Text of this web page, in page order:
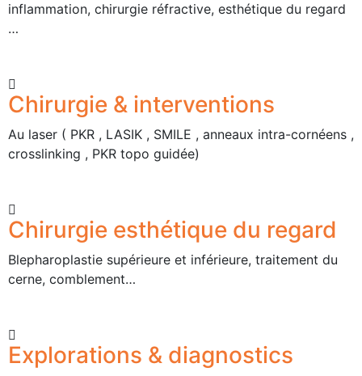
inflammation, chirurgie réfractive, esthétique du regard
…
Chirurgie & interventions
Au laser ( PKR , LASIK , SMILE , anneaux intra-cornéens ,
crosslinking , PKR topo guidée)
Chirurgie esthétique du regard
Blepharoplastie supérieure et inférieure, traitement du
cerne, comblement…
Explorations & diagnostics